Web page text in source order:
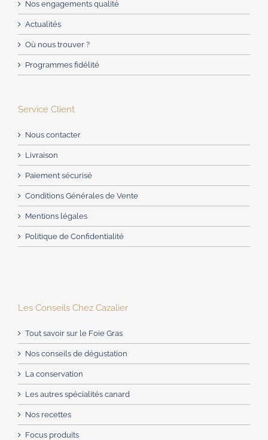
Nos engagements qualité
Actualités
Où nous trouver ?
Programmes fidélité
Service Client
Nous contacter
Livraison
Paiement sécurisé
Conditions Générales de Vente
Mentions légales
Politique de Confidentialité
Les Conseils Chez Cazalier
Tout savoir sur le Foie Gras
Nos conseils de dégustation
La conservation
Les autres spécialités canard
Nos recettes
Focus produits